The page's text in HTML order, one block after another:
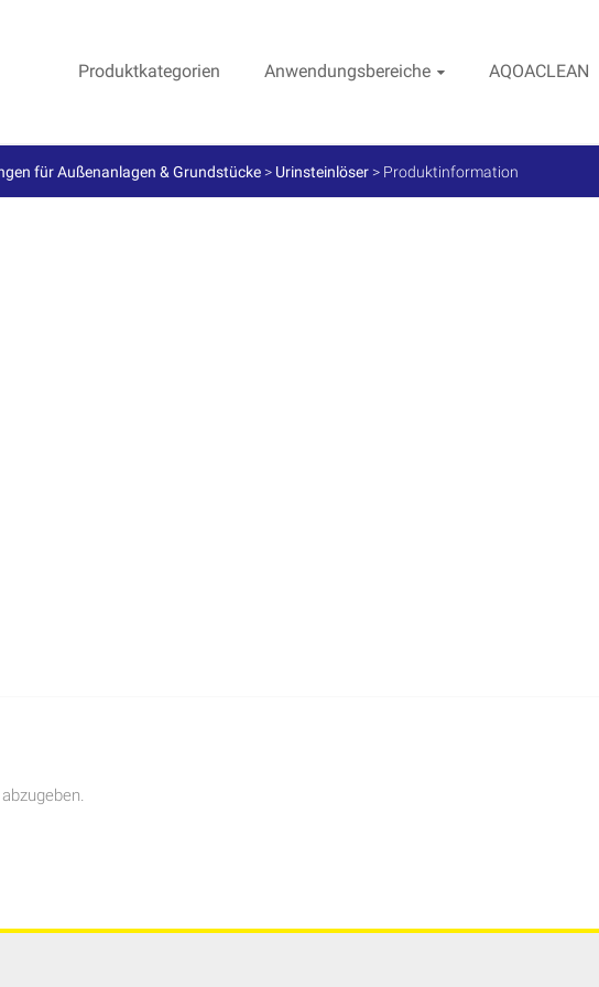
Produktkategorien Anwendungsbereiche AQOACLEAN
für Außenanlagen & Grundstücke > Urinsteinlöser > Produktinformation